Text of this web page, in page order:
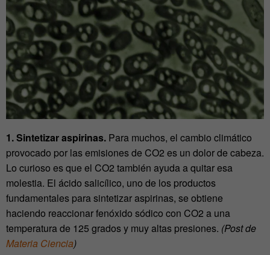
1. Sintetizar aspirinas. Para muchos, el cambio climático
provocado por las emisiones de CO2 es un dolor de cabeza.
Lo curioso es que el CO2 también ayuda a quitar esa
molestia. El ácido salicílico, uno de los productos
fundamentales para sintetizar aspirinas, se obtiene
haciendo reaccionar fenóxido sódico con CO2 a una
temperatura de 125 grados y muy altas presiones. (Post de
Materia Ciencia)